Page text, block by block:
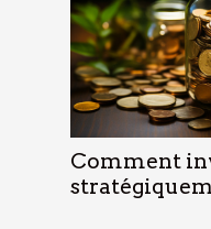
Comment